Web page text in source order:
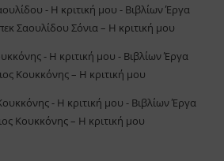
- Η κριτική μου - Βιβλίων Έργα
Σαουλίδου Σόνια – Η κριτική μου
- Η κριτική μου - Βιβλίων Έργα
Κουκκόνης – Η κριτική μου
- Η κριτική μου - Βιβλίων Έργα
Κουκκόνης – Η κριτική μου